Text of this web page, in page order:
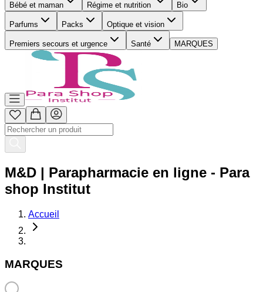
Bébé et maman Régime et nutrition Bio
Parfums Packs Optique et vision
Premiers secours et urgence Santé MARQUES
M&D | Parapharmacie en ligne - Para
shop Institut
Accueil
MARQUES